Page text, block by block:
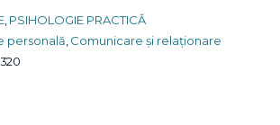
, PSIHOLOGIE PRACTICĂ
personală Comunicare și relaționare
320